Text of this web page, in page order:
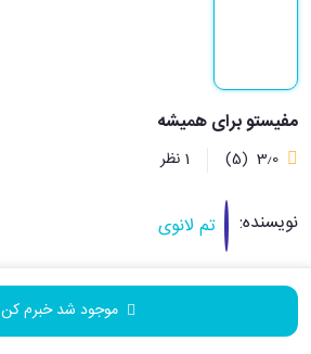
مفیستو برای همیشه
3٫0 (5) 1 نظر
نویسنده: تم لانوی
مترجم: محمدرضا خاکیموجود شد خبرم کن